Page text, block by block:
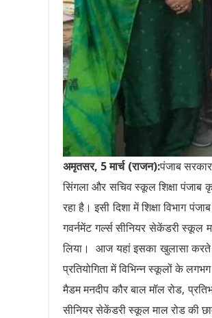
अमृतसर, 5 मार्च (राजन):पंजाब
सिंगला और सचिव स्कूल शिक्षा पंजाब
रहा है। इसी दिशा में शिक्षा विभाग
गवर्नमेंट गर्ल्स सीनियर सेकेंडरी स्कूल
लिया। आज यहां इसका खुलासा करते
प्रतियोगिता में विभिन्न स्कूलों के
मैडम मनदीप कौर बाल मॉल रोड,
सीनियर सेकेंडरी स्कूल माल रोड की